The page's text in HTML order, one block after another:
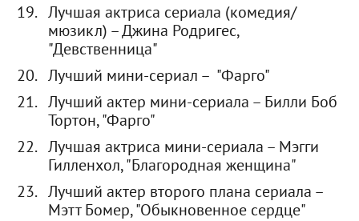
Лучшая актриса сериала (комедия/
мюзикл) – Джина Родригес,
"Девственница"
Лучший мини-сериал – "Фарго"
Лучший актер мини-сериала – Билли Боб
Тортон, "Фарго"
Лучшая актриса мини-сериала – Мэгги
Гилленхол, "Благородная женщина"
Лучший актер второго плана сериала –
Мэтт Бомер, "Обыкновенное сердце"